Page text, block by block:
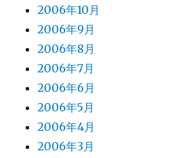
2006年10月
2006年9月
2006年8月
2006年7月
2006年6月
2006年5月
2006年4月
2006年3月